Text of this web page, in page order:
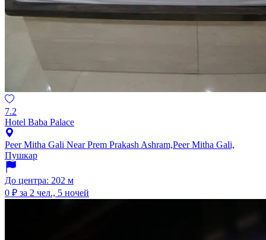
7.2
Hotel Baba Palace
Peer Mitha Gali Near Prem Prakash Ashram,Peer Mitha Gali,
Пушкар
До центра: 202 м
0 ₽ за 2 чел., 5 ночей